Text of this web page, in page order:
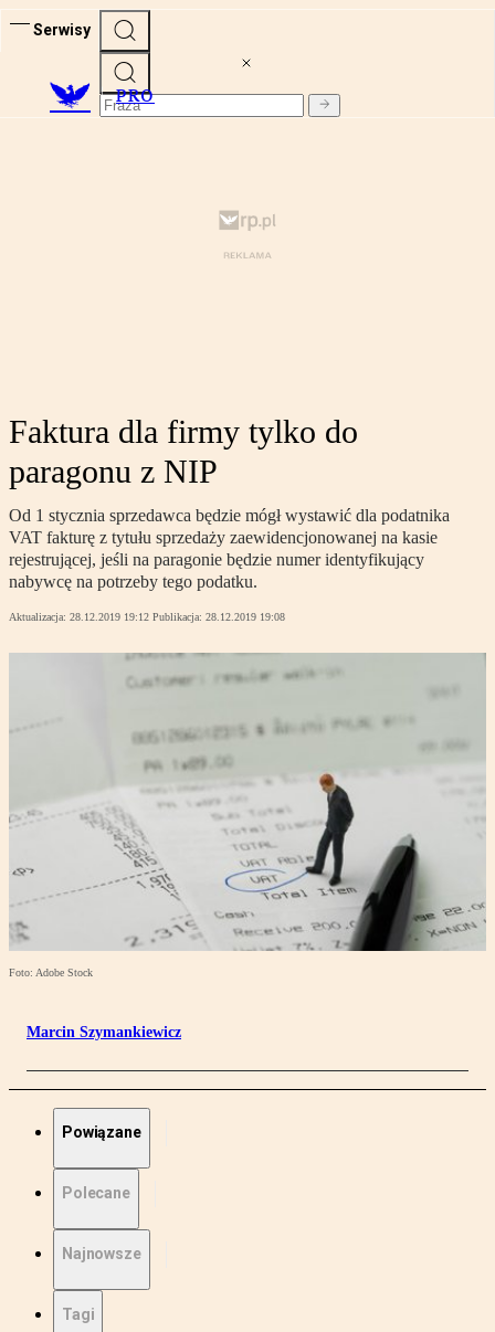
Serwisy
PRO
Faktura dla firmy tylko do
paragonu z NIP
Od 1 stycznia sprzedawca będzie mógł wystawić dla podatnika
VAT fakturę z tytułu sprzedaży zaewidencjonowanej na kasie
rejestrującej, jeśli na paragonie będzie numer identyfikujący
nabywcę na potrzeby tego podatku.
Aktualizacja: 28.12.2019 19:12 Publikacja: 28.12.2019 19:08
Foto: Adobe Stock
Marcin Szymankiewicz
Powiązane
Polecane
Najnowsze
Tagi